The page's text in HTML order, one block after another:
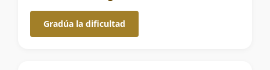
Gradúa la dificultad